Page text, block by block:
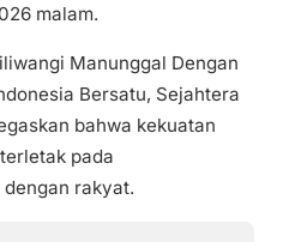
malam.
Manunggal Dengan
Bersatu, Sejahtera
bahwa kekuatan
pada
rakyat.